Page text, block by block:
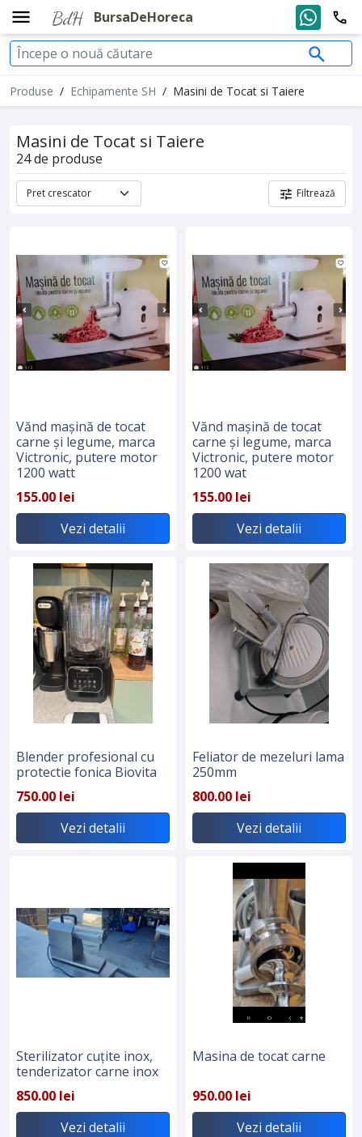
BursaDeHoreca
Produse / Echipamente SH / Masini de Tocat si Taiere
Masini de Tocat si Taiere
24 de produse
Filtrează
Vănd mașină de tocat
carne și legume, marca
Victronic, putere motor
1200 watt
155.00 lei
Vezi detalii
Vănd mașină de tocat
carne și legume, marca
Victronic, putere motor
1200 wat
155.00 lei
Vezi detalii
Blender profesional cu
protectie fonica Biovita
750.00 lei
Vezi detalii
Feliator de mezeluri lama
250mm
800.00 lei
Vezi detalii
Sterilizator cuțite inox,
tenderizator carne inox
850.00 lei
Vezi detalii
Masina de tocat carne
950.00 lei
Vezi detalii